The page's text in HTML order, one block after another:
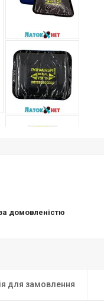
домовленістю
для замовлення